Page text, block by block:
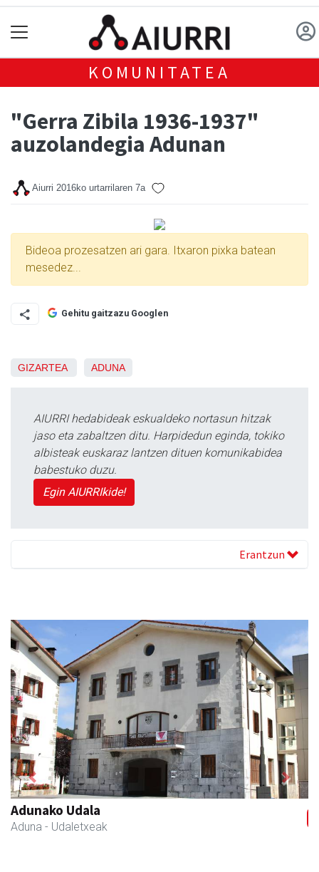
KOMUNITATEA
"Gerra Zibila 1936-1937"
auzolandegia Adunan
Aiurri 2016ko urtarrilaren 7a
Bideoa prozesatzen ari gara. Itxaron pixka batean
mesedez...
Gehitu gaitzazu Googlen
GIZARTEA ADUNA
AIURRI hedabideak eskualdeko nortasun hitzak
jaso eta zabaltzen ditu. Harpidedun eginda, tokiko
albisteak euskaraz lantzen dituen komunikabidea
babestuko duzu.
Egin AIURRIkide!
Erantzun
Arruti gozotegia
Andoain - Gozotegiak
Previous Next